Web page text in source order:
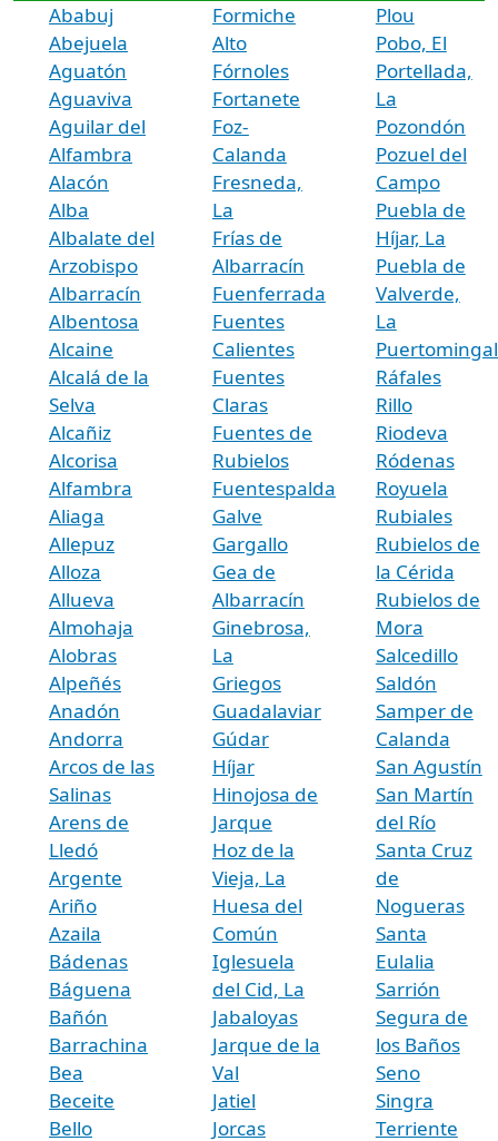
Ababuj
Abejuela
Aguatón
Aguaviva
Aguilar del
Alfambra
Alacón
Alba
Albalate del
Arzobispo
Albarracín
Albentosa
Alcaine
Alcalá de la
Selva
Alcañiz
Alcorisa
Alfambra
Aliaga
Allepuz
Alloza
Allueva
Almohaja
Alobras
Alpeñés
Anadón
Andorra
Arcos de las
Salinas
Arens de
Lledó
Argente
Ariño
Azaila
Bádenas
Báguena
Bañón
Barrachina
Bea
Beceite
Bello
Formiche
Alto
Fórnoles
Fortanete
Foz-
Calanda
Fresneda,
La
Frías de
Albarracín
Fuenferrada
Fuentes
Calientes
Fuentes
Claras
Fuentes de
Rubielos
Fuentespalda
Galve
Gargallo
Gea de
Albarracín
Ginebrosa,
La
Griegos
Guadalaviar
Gúdar
Híjar
Hinojosa de
Jarque
Hoz de la
Vieja, La
Huesa del
Común
Iglesuela
del Cid, La
Jabaloyas
Jarque de la
Val
Jatiel
Jorcas
Plou
Pobo, El
Portellada,
La
Pozondón
Pozuel del
Campo
Puebla de
Híjar, La
Puebla de
Valverde,
La
Ráfales
Rillo
Riodeva
Ródenas
Royuela
Rubiales
Rubielos de
la Cérida
Rubielos de
Mora
Salcedillo
Saldón
Samper de
Calanda
San Agustín
San Martín
del Río
Santa Cruz
de
Nogueras
Santa
Eulalia
Sarrión
Segura de
los Baños
Seno
Singra
Terriente